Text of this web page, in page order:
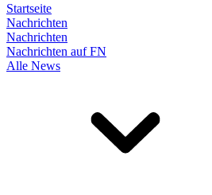
Startseite
Nachrichten
Nachrichten
Nachrichten auf FN
Alle News